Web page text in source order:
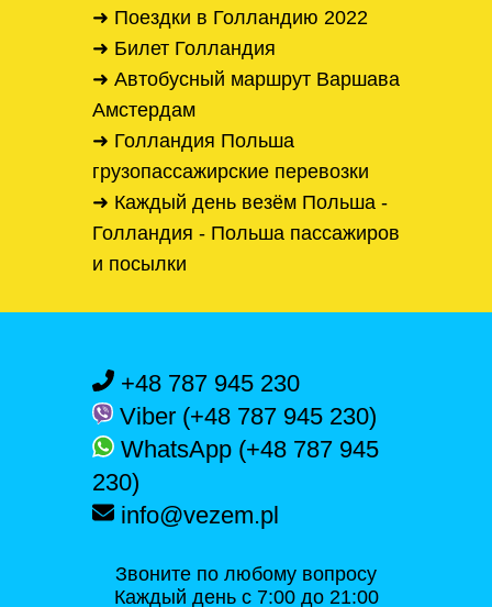
➜ Поездки в Голландию 2022
➜ Билет Голландия
➜ Автобусный маршрут Варшава
Амстердам
➜ Голландия Польша
грузопассажирские перевозки
➜ Каждый день везём Польша -
Голландия - Польша пассажиров
и посылки
+48 787 945 230
Viber (+48 787 945 230)
WhatsApp (+48 787 945
230)
info@vezem.pl
Звоните по любому вопросу
Каждый день с 7:00 до 21:00